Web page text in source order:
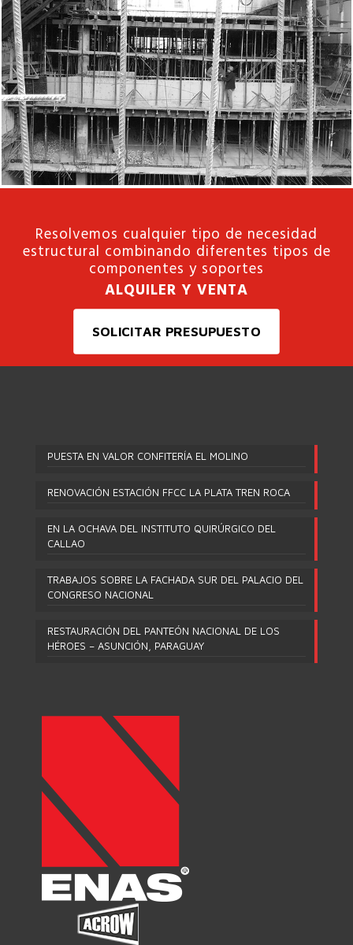
Resolvemos cualquier tipo de necesidad
estructural combinando diferentes tipos de
componentes y soportes
ALQUILER Y VENTA
SOLICITAR PRESUPUESTO
PUESTA EN VALOR CONFITERÍA EL MOLINO
RENOVACIÓN ESTACIÓN FFCC LA PLATA TREN ROCA
EN LA OCHAVA DEL INSTITUTO QUIRÚRGICO DEL
CALLAO
TRABAJOS SOBRE LA FACHADA SUR DEL PALACIO DEL
CONGRESO NACIONAL
RESTAURACIÓN DEL PANTEÓN NACIONAL DE LOS
HÉROES – ASUNCIÓN, PARAGUAY